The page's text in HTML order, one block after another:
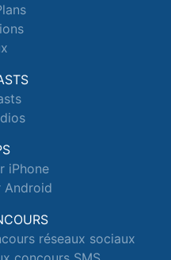
iPhone
Android
réseaux sociaux